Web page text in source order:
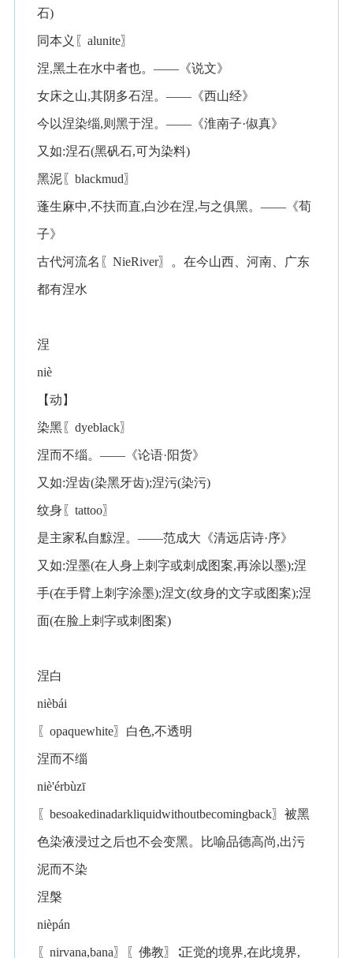
石)
同本义〖alunite〗
涅,黑土在水中者也。——《说文》
女床之山,其阴多石涅。——《西山经》
今以涅染缁,则黑于涅。——《淮南子·俶真》
又如:涅石(黑矾石,可为染料)
黑泥〖blackmud〗
蓬生麻中,不扶而直,白沙在涅,与之俱黑。——《荀
子》
古代河流名〖NieRiver〗。在今山西、河南、广东
都有涅水
涅
niè
【动】
染黑〖dyeblack〗
涅而不缁。——《论语·阳货》
又如:涅齿(染黑牙齿);涅污(染污)
纹身〖tattoo〗
是主家私自黥涅。——范成大《清远店诗·序》
又如:涅墨(在人身上刺字或刺成图案,再涂以墨);涅
手(在手臂上刺字涂墨);涅文(纹身的文字或图案);涅
面(在脸上刺字或刺图案)
涅白
nièbái
〖opaquewhite〗白色,不透明
涅而不缁
niè'érbùzī
〖besoakedinadarkliquidwithoutbecomingback〗被黑
色染液浸过之后也不会变黑。比喻品德高尚,出污
泥而不染
涅槃
nièpán
〖nirvana,bana〗〖佛教〗∶正觉的境界,在此境界,